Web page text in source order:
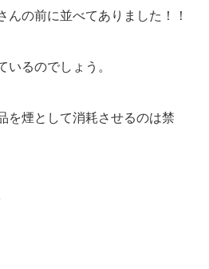
んの前に並べてありました！！
いるのでしょう。
を煙として消耗させるのは禁